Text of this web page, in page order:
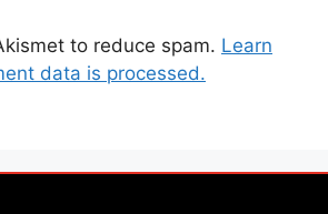
to reduce spam. Learn
data is processed.